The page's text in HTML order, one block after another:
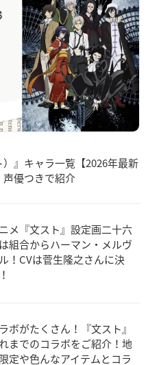
）』キャラ一覧【2026年最新
優つきで紹介
メ『文スト』設定画二十六
組合からハーマン・メルヴ
！CVは菅生隆之さんに決
ボがたくさん！『文スト』
までのコラボをご紹介！地
定や色んなアイテムとコラ